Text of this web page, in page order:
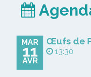
MAR
11
AVR
Œufs de
13:30